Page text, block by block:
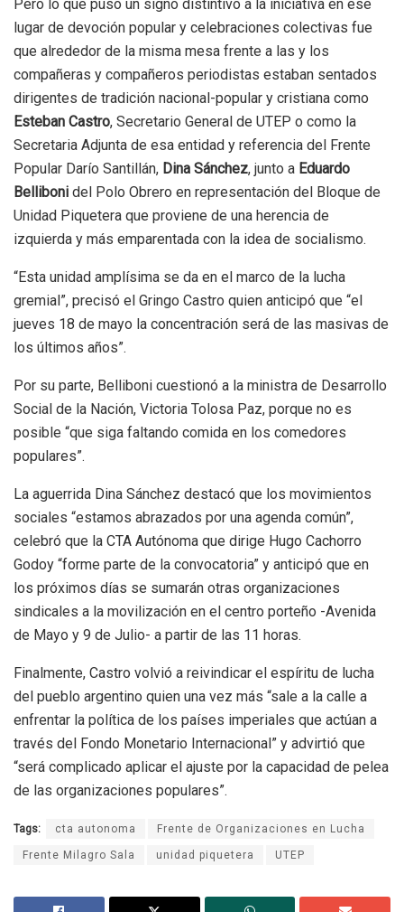
Pero lo que puso un signo distintivo a la iniciativa en ese
lugar de devoción popular y celebraciones colectivas fue
que alrededor de la misma mesa frente a las y los
compañeras y compañeros periodistas estaban sentados
dirigentes de tradición nacional-popular y cristiana como
Esteban Castro, Secretario General de UTEP o como la
Secretaria Adjunta de esa entidad y referencia del Frente
Popular Darío Santillán, Dina Sánchez, junto a Eduardo
Belliboni del Polo Obrero en representación del Bloque de
Unidad Piquetera que proviene de una herencia de
izquierda y más emparentada con la idea de socialismo.
“Esta unidad amplísima se da en el marco de la lucha
gremial”, precisó el Gringo Castro quien anticipó que “el
jueves 18 de mayo la concentración será de las masivas de
los últimos años”.
Por su parte, Belliboni cuestionó a la ministra de Desarrollo
Social de la Nación, Victoria Tolosa Paz, porque no es
posible “que siga faltando comida en los comedores
populares”.
La aguerrida Dina Sánchez destacó que los movimientos
sociales “estamos abrazados por una agenda común”,
celebró que la CTA Autónoma que dirige Hugo Cachorro
Godoy “forme parte de la convocatoria” y anticipó que en
los próximos días se sumarán otras organizaciones
sindicales a la movilización en el centro porteño -Avenida
de Mayo y 9 de Julio- a partir de las 11 horas.
Finalmente, Castro volvió a reivindicar el espíritu de lucha
del pueblo argentino quien una vez más “sale a la calle a
enfrentar la política de los países imperiales que actúan a
través del Fondo Monetario Internacional” y advirtió que
“será complicado aplicar el ajuste por la capacidad de pelea
de las organizaciones populares”.
Tags: cta autonoma Frente de Organizaciones en Lucha
Frente Milagro Sala unidad piquetera UTEP